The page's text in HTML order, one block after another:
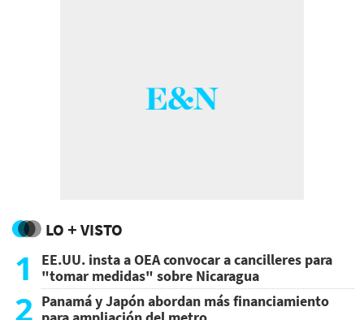
LO + VISTO
1
EE.UU. insta a OEA convocar a cancilleres para
"tomar medidas" sobre Nicaragua
2 Panamá y Japón abordan más financiamiento